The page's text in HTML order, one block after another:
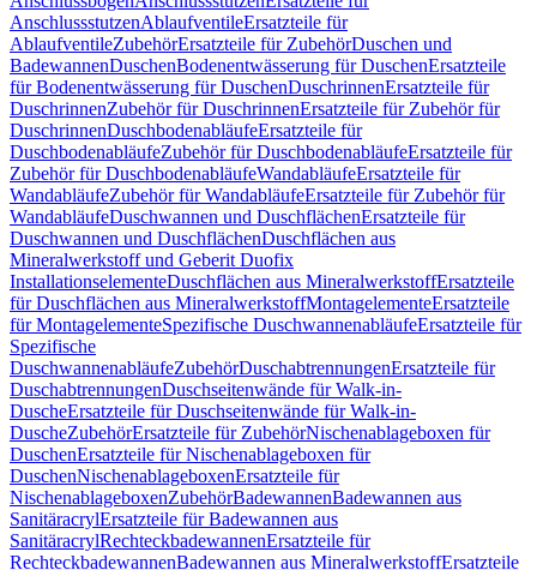
AnschlussstutzenAblaufventileErsatzteile für
AblaufventileZubehörErsatzteile für ZubehörDuschen und
BadewannenDuschenBodenentwässerung für DuschenErsatzteile
für Bodenentwässerung für DuschenDuschrinnenErsatzteile für
DuschrinnenZubehör für DuschrinnenErsatzteile für Zubehör für
DuschrinnenDuschbodenabläufeErsatzteile für
DuschbodenabläufeZubehör für DuschbodenabläufeErsatzteile für
Zubehör für DuschbodenabläufeWandabläufeErsatzteile für
WandabläufeZubehör für WandabläufeErsatzteile für Zubehör für
WandabläufeDuschwannen und DuschflächenErsatzteile für
Duschwannen und DuschflächenDuschflächen aus
Mineralwerkstoff und Geberit Duofix
InstallationselementeDuschflächen aus MineralwerkstoffErsatzteile
für Duschflächen aus MineralwerkstoffMontagelementeErsatzteile
für MontagelementeSpezifische DuschwannenabläufeErsatzteile für
Spezifische
DuschwannenabläufeZubehörDuschabtrennungenErsatzteile für
DuschabtrennungenDuschseitenwände für Walk-in-
DuscheErsatzteile für Duschseitenwände für Walk-in-
DuscheZubehörErsatzteile für ZubehörNischenablageboxen für
DuschenErsatzteile für Nischenablageboxen für
DuschenNischenablageboxenErsatzteile für
NischenablageboxenZubehörBadewannenBadewannen aus
SanitäracrylErsatzteile für Badewannen aus
SanitäracrylRechteckbadewannenErsatzteile für
RechteckbadewannenBadewannen aus MineralwerkstoffErsatzteile